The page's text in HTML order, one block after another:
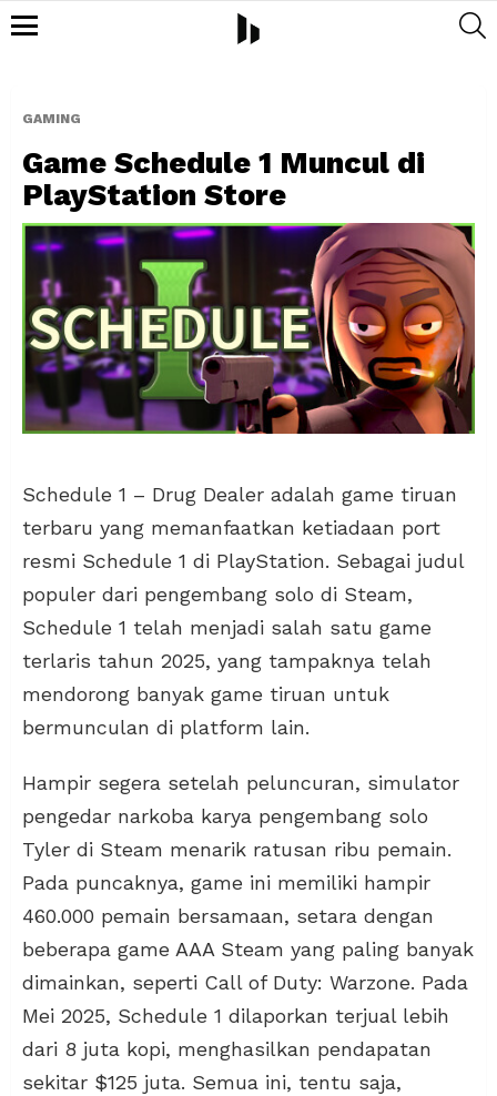
GAMING
Game Schedule 1 Muncul di
PlayStation Store
Schedule 1 – Drug Dealer adalah game tiruan
terbaru yang memanfaatkan ketiadaan port
resmi Schedule 1 di PlayStation. Sebagai judul
populer dari pengembang solo di Steam,
Schedule 1 telah menjadi salah satu game
terlaris tahun 2025, yang tampaknya telah
mendorong banyak game tiruan untuk
bermunculan di platform lain.
Hampir segera setelah peluncuran, simulator
pengedar narkoba karya pengembang solo
Tyler di Steam menarik ratusan ribu pemain.
Pada puncaknya, game ini memiliki hampir
460.000 pemain bersamaan, setara dengan
beberapa game AAA Steam yang paling banyak
dimainkan, seperti Call of Duty: Warzone. Pada
Mei 2025, Schedule 1 dilaporkan terjual lebih
dari 8 juta kopi, menghasilkan pendapatan
sekitar $125 juta. Semua ini, tentu saja,